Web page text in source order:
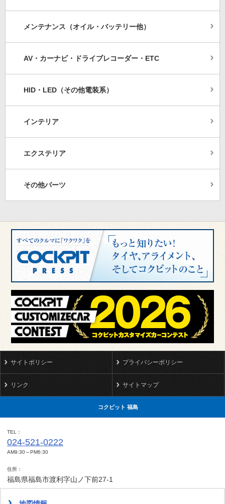
メンテナンス（オイル・バッテリー他）
AV・カーナビ・ドライブレコーダー・ETC
HID・LED（その他電装系）
インテリア
エクステリア
その他パーツ
サイトポリシー プライバシーポリシー
リンク サイトマップ
コクピット 福島
TEL
024-521-0222
AM9:30～PM6:30
住所
福島県福島市渡利字山ノ下前27-1